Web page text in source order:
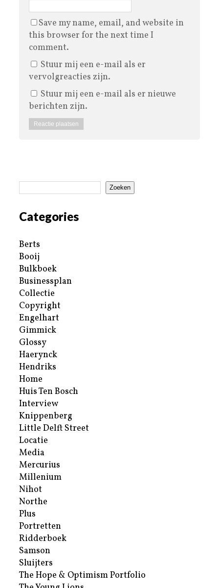
Save my name, email, and website in
this browser for the next time I
comment.
Stuur mij een e-mail als er
vervolgreacties zijn.
Stuur mij een e-mail als er nieuwe
berichten zijn.
Zoeken
Categories
Berts
Booij
Bulkboek
Businessplan
Collectie
Copyright
Engelhart
Gimmick
Glossy
Haerynck
Hendriks
Home
Huis Ten Bosch
Interview
Knippenberg
Little Delft Street
Locatie
Media
Mercurius
Millenium
Nihot
Northe
Plus
Portretten
Ridderboek
Samson
Sluijters
The Hope & Optimism Portfolio